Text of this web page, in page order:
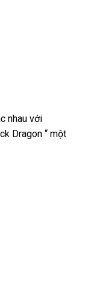
nhau địa
chỉ
với
Dragon “ một